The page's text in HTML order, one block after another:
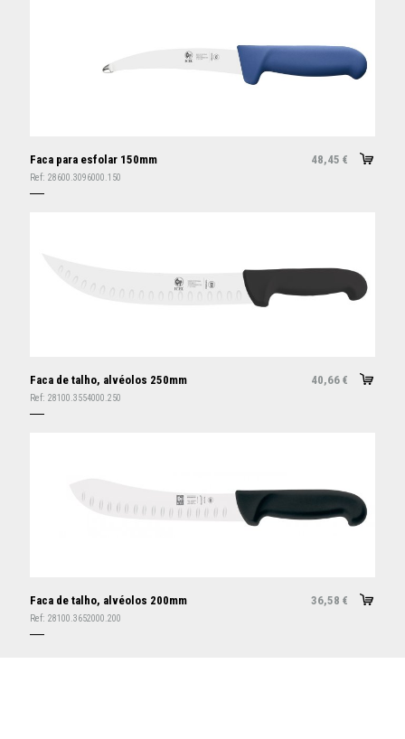
Faca para esfolar 150mm 48,45 €
Ref: 28600.3096000.150
Faca de talho, alvéolos 250mm 40,66 €
Ref: 28100.3554000.250
Faca de talho, alvéolos 200mm 36,58 €
Ref: 28100.3652000.200